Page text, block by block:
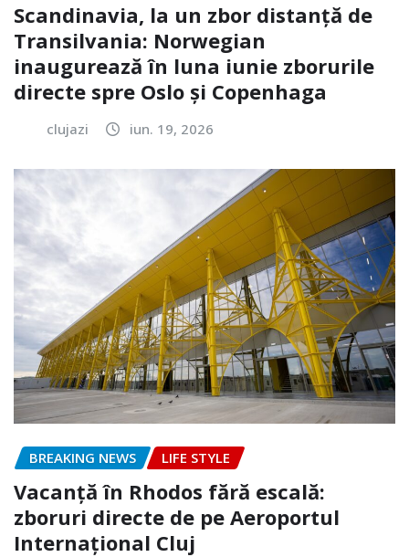
Scandinavia, la un zbor distanță de
Transilvania: Norwegian
inaugurează în luna iunie zborurile
directe spre Oslo și Copenhaga
clujazi iun. 19, 2026
BREAKING NEWS LIFE STYLE
Vacanță în Rhodos fără escală:
zboruri directe de pe Aeroportul
Internațional Cluj